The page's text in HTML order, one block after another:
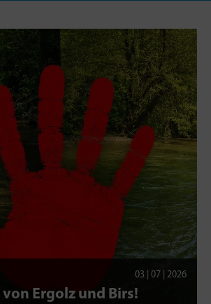
03 | 07 | 2026
Ergolz und Birs!